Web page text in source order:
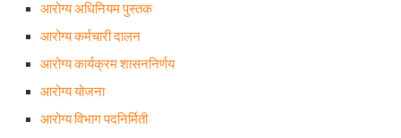
आरोग्य अधिनियम पुस्तक
आरोग्य कर्मचारी दालन
आरोग्य कार्यक्रम शासननिर्णय
आरोग्य योजना
आरोग्य विभाग पदनिर्मिती